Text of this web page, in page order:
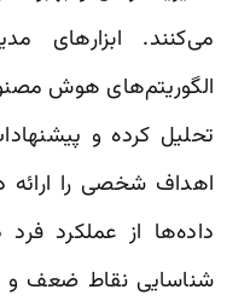
می‌کنند. ابزارهای
الگوریتم‌های هوش
تحلیل کرده و
اهداف شخصی را
داده‌ها از عملکرد
شناسایی نقاط ضعف و